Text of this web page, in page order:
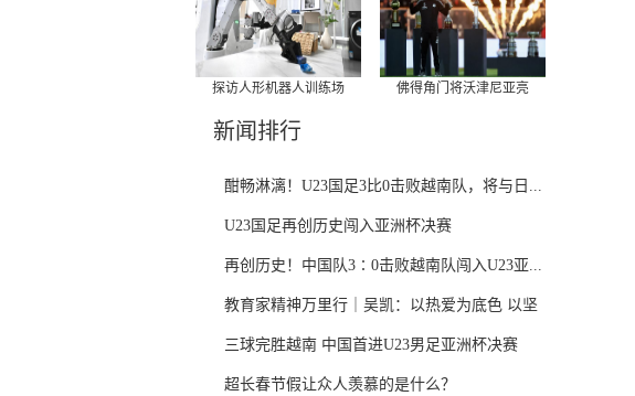
探访人形机器人训练场 佛得角门将沃津尼亚亮
新闻排行
酣畅淋漓！U23国足3比0击败越南队，将与日...
U23国足再创历史闯入亚洲杯决赛
再创历史！中国队3∶0击败越南队闯入U23亚...
教育家精神万里行｜吴凯：以热爱为底色 以坚
守...
三球完胜越南 中国首进U23男足亚洲杯决赛
超长春节假让众人羡慕的是什么？